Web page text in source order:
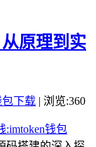
原理到实
包下载 | 浏览:360